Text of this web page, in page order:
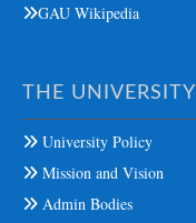
GAU Wikipedia
THE UNIVERSITY
University Policy
Mission and Vision
Admin Bodies